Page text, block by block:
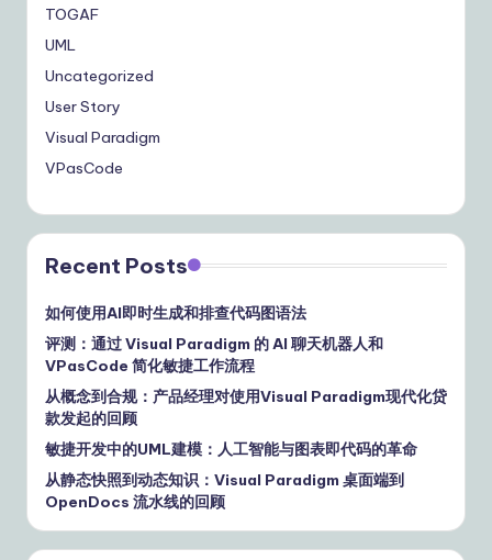
TOGAF
UML
Uncategorized
User Story
Visual Paradigm
VPasCode
Recent Posts
如何使用AI即时生成和排查代码图语法
评测：通过 Visual Paradigm 的 AI 聊天机器人和
VPasCode 简化敏捷工作流程
从概念到合规：产品经理对使用Visual Paradigm现代化贷
款发起的回顾
敏捷开发中的UML建模：人工智能与图表即代码的革命
从静态快照到动态知识：Visual Paradigm 桌面端到
OpenDocs 流水线的回顾